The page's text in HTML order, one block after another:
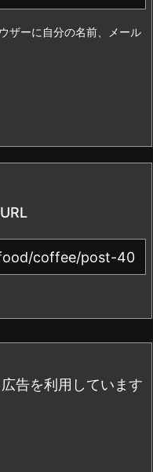
ザーに自分の名前、メール
告を利用しています